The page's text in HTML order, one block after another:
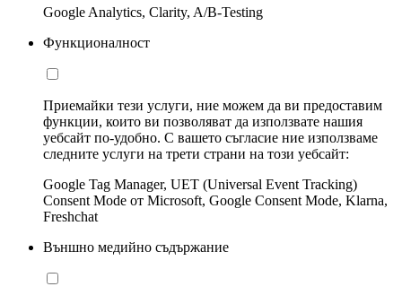
Google Analytics, Clarity, A/B-Testing
Функционалност
Приемайки тези услуги, ние можем да ви предоставим
функции, които ви позволяват да използвате нашия
уебсайт по-удобно. С вашето съгласие ние използваме
следните услуги на трети страни на този уебсайт:
Google Tag Manager, UET (Universal Event Tracking)
Consent Mode от Microsoft, Google Consent Mode, Klarna,
Freshchat
Външно медийно съдържание